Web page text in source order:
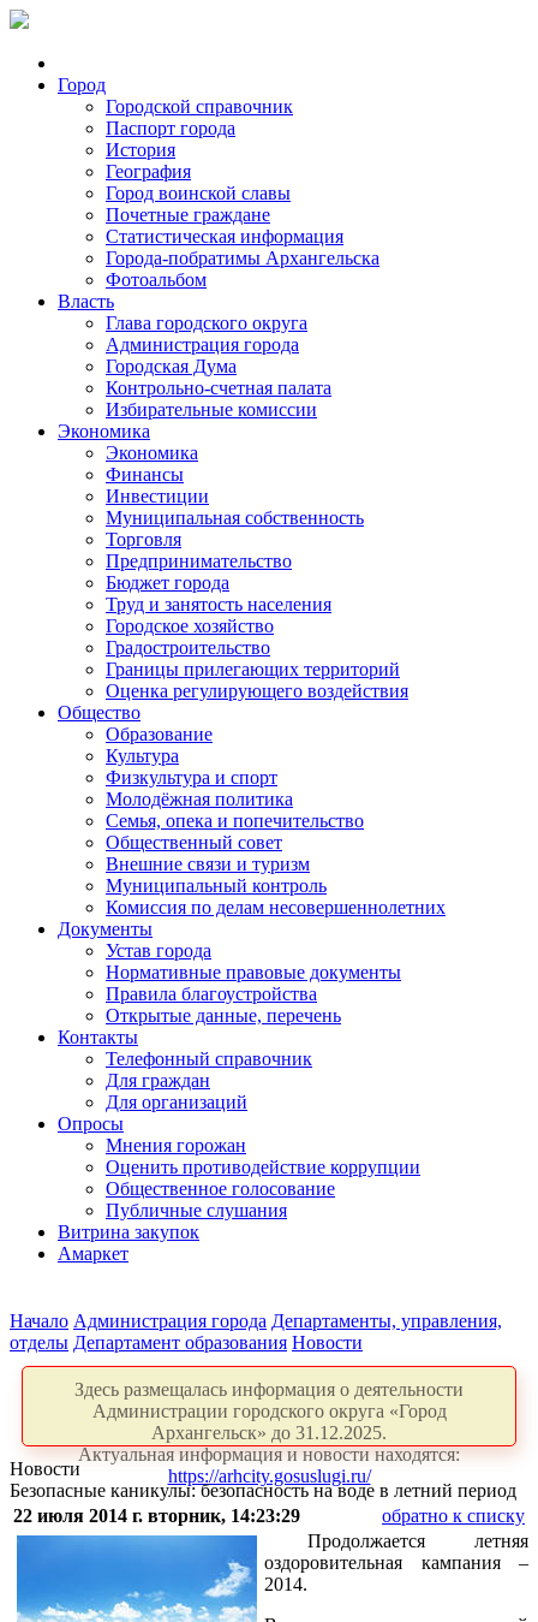
Город
Городской справочник
Паспорт города
История
География
Город воинской славы
Почетные граждане
Статистическая информация
Города-побратимы Архангельска
Фотоальбом
Власть
Глава городского округа
Администрация города
Городская Дума
Контрольно-счетная палата
Избирательные комиссии
Экономика
Экономика
Финансы
Инвестиции
Муниципальная собственность
Торговля
Предпринимательство
Бюджет города
Труд и занятость населения
Городское хозяйство
Градостроительство
Границы прилегающих территорий
Оценка регулирующего воздействия
Общество
Образование
Культура
Физкультура и спорт
Молодёжная политика
Семья, опека и попечительство
Общественный совет
Внешние связи и туризм
Муниципальный контроль
Комиссия по делам несовершеннолетних
Документы
Устав города
Нормативные правовые документы
Правила благоустройства
Открытые данные, перечень
Контакты
Телефонный справочник
Для граждан
Для организаций
Опросы
Мнения горожан
Оценить противодействие коррупции
Общественное голосование
Публичные слушания
Витрина закупок
Амаркет
Начало Администрация города Департаменты, управления,
отделы Департамент образования Новости
Здесь размещалась информация о деятельности
Администрации городского округа «Город
Архангельск» до 31.12.2025.
Актуальная информация и новости находятся:
https://arhcity.gosuslugi.ru/
Новости
Безопасные каникулы: безопасность на воде в летний период
22 июля 2014 г. вторник, 14:23:29
обратно к списку
Продолжается летняя
оздоровительная кампания –
2014.